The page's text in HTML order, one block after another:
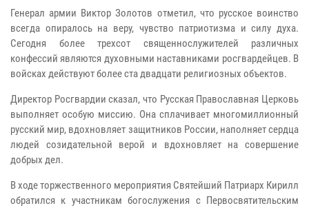
Генерал армии Виктор Золотов отметил, что русское воинство
всегда опиралось на веру, чувство патриотизма и силу духа.
Сегодня более трехсот священнослужителей различных
конфессий являются духовными наставниками росгвардейцев. В
войсках действуют более ста двадцати религиозных объектов.
Директор Росгвардии сказал, что Русская Православная Церковь
выполняет особую миссию. Она сплачивает многомиллионный
русский мир, вдохновляет защитников России, наполняет сердца
людей созидательной верой и вдохновляет на совершение
добрых дел.
В ходе торжественного мероприятия Святейший Патриарх Кирилл
обратился к участникам богослужения с Первосвятительским